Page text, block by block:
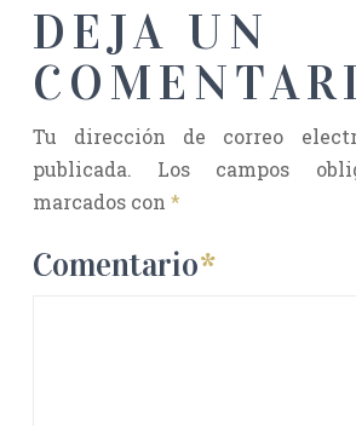
DEJA UN
Tu dirección de correo
publicada.
Los campos
marcados con *
Comentario*